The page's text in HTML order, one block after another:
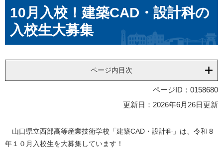
文10月入校！建築CAD・設計科の
入校生大募集
ページ内目次
ページID：0158680
更新日：2026年6月26日更新
山口県立西部高等産業技術学校「建築CAD・設計科」は、令和８
年１０月入校生を大募集しています！